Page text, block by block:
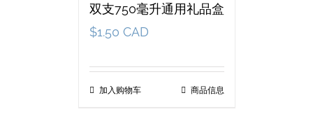
双支750毫升通用礼品盒
$1.50 CAD
加入购物车 商品信息